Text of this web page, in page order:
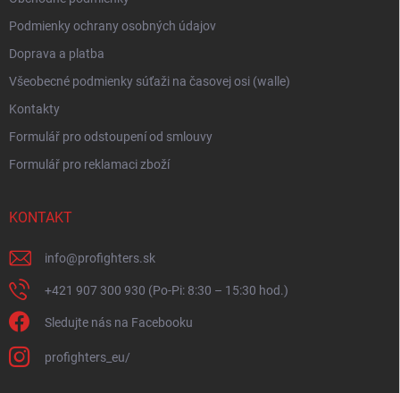
Podmienky ochrany osobných údajov
Doprava a platba
Všeobecné podmienky súťaži na časovej osi (walle)
Kontakty
Formulář pro odstoupení od smlouvy
Formulář pro reklamaci zboží
KONTAKT
info@profighters.sk
+421 907 300 930 (Po-Pi: 8:30 – 15:30 hod.)
Sledujte nás na Facebooku
profighters_eu/